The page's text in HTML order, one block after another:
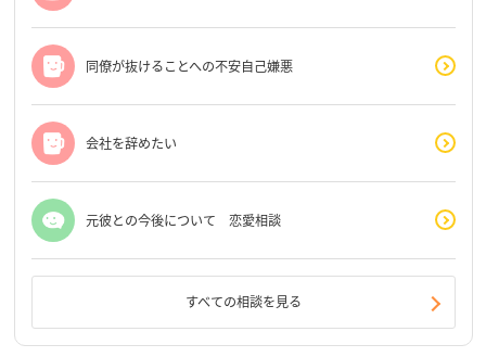
同僚が抜けることへの不安自己嫌悪
会社を辞めたい
元彼との今後について 恋愛相談
すべての相談を見る